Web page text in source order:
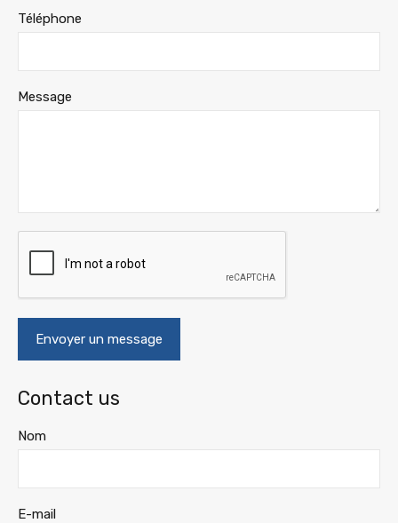
Téléphone
Message
Contact us
Nom
E-mail